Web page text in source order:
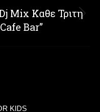
Mix Καθε Τριτη
Bar”
KIDS